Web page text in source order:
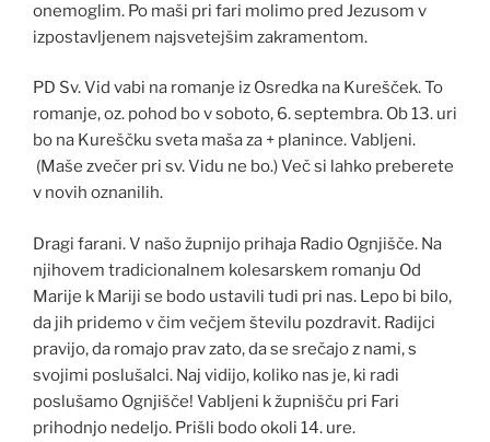
onemoglim. Po maši pri fari molimo pred Jezusom v
izpostavljenem najsvetejšim zakramentom.
PD Sv. Vid vabi na romanje iz Osredka na Kurešček. To
romanje, oz. pohod bo v soboto, 6. septembra. Ob 13. uri
bo na Kureščku sveta maša za + planince. Vabljeni.
(Maše zvečer pri sv. Vidu ne bo.) Več si lahko preberete
v novih oznanilih.
Dragi farani. V našo župnijo prihaja Radio Ognjišče. Na
njihovem tradicionalnem kolesarskem romanju Od
Marije k Mariji se bodo ustavili tudi pri nas. Lepo bi bilo,
da jih pridemo v čim večjem številu pozdravit. Radijci
pravijo, da romajo prav zato, da se srečajo z nami, s
svojimi poslušalci. Naj vidijo, koliko nas je, ki radi
poslušamo Ognjišče! Vabljeni k župnišču pri Fari
prihodnjo nedeljo. Prišli bodo okoli 14. ure.